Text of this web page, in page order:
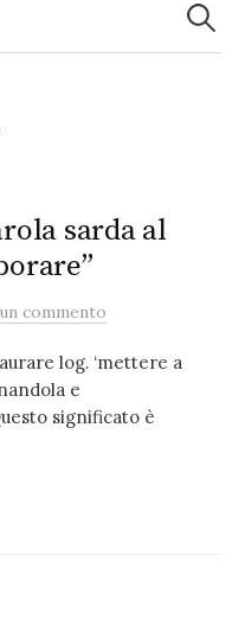
per:
sarda al
commento
log. ‘mettere a
e
significato è